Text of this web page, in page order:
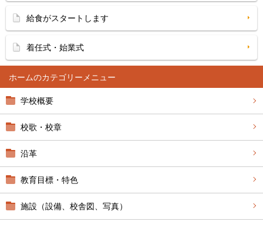
ホーム
学校概要
校歌・校章
沿革
教育目標・特色
施設（設備、校舎図、写真）
給食がスタートします
着任式・始業式